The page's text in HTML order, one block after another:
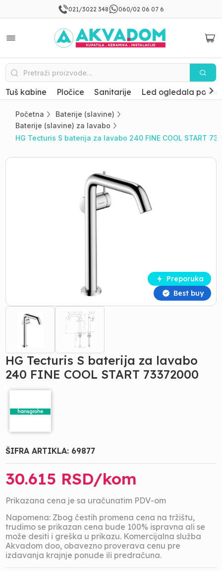
021/3022 348 060/02 06 07 6
Tuš kabine Pločice Sanitarije Led ogledala po
Početna
Baterije (slavine)
Baterije (slavine) za lavabo
HG Tecturis S baterija za lavabo 240 FINE COOL START
Preporuka
Best buy
HG Tecturis S baterija za lavabo
240 FINE COOL START 73372000
ŠIFRA ARTIKLA: 69877
30.615 RSD/kom
Prikazana cena je sa uračunatim PDV-om
Napomena: Zbog čestih promena cena na tržištu,
trudimo se prikazan cena bude 100% ispravna ali se
može desiti i greška u prikazu. Komercijalna služba
Akvadom doo, obavezno proverava cenu pre
izdavanja krajnje ponude ili predračuna.